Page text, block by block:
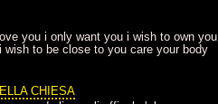
you i only want you i wish to own you
wish to be close to you care your body
CHIESA